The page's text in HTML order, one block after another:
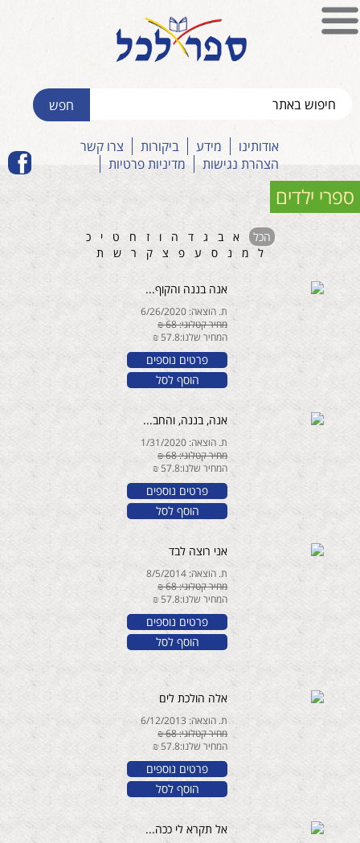
אודותינו מידע ביקורות
צרו קשר
הצהרת נגישות
מדיניות פרטיות
ספרי ילדים
הכל א ב ג ד ה ו ז ח ט י
כ
ל
מ נ ס ע פ צ ק ר ש ת
אנה בננה והקוף...
ת. הוצאה: 6/26/2020
מחיר קטלוגי: 68 ₪
המחיר שלנו:57.8 ₪
פרטים נוספים
הוסף לסל
אנה, בננה, והחב...
ת. הוצאה: 1/31/2020
מחיר קטלוגי: 68 ₪
המחיר שלנו:57.8 ₪
פרטים נוספים
הוסף לסל
אני רוצה לבד
ת. הוצאה: 8/5/2014
מחיר קטלוגי: 68 ₪
המחיר שלנו:57.8 ₪
פרטים נוספים
הוסף לסל
אלה הולכת לים
ת. הוצאה: 6/12/2013
מחיר קטלוגי: 68 ₪
המחיר שלנו:57.8 ₪
פרטים נוספים
הוסף לסל
אל תקרא לי ככה...